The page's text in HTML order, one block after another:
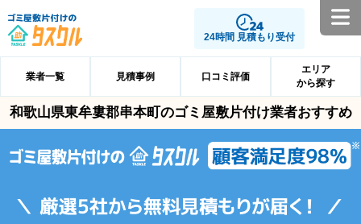
24時間 見積もり受付
業者一覧 見積事例 口コミ評価
エリア
から探す
和歌山県東牟婁郡串本町のゴミ屋敷片付け業者おすすめ